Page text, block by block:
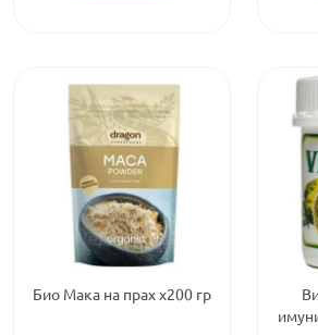
Био Мака на прах х200 гр